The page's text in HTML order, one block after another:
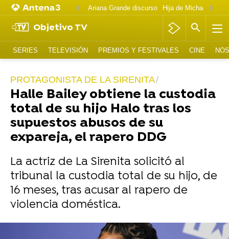
Ariana Grande discurso
Objetivo TV
SERIES TELEVISIÓN PREMIOS Y FESTIVALES CINE
PROTAGONISTA DE LA SIRENITA
Halle Bailey obtiene la custodia
total de su hijo Halo tras los
supuestos abusos de su
expareja, el rapero DDG
La actriz de La Sirenita solicitó al
tribunal la custodia total de su hijo, de
16 meses, tras acusar al rapero de
violencia doméstica.
Foto: Reutres